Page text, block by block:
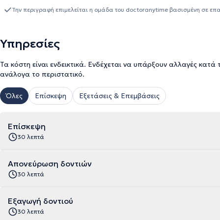
Στοματολογικής Εταιρίας. Βασικό της μέλημα είναι τα
Την περιγραφή επιμελείται η ομάδα του doctoranytime βασισμένη σε
Υπηρεσίες
Τα κόστη είναι ενδεικτικά. Ενδέχεται να υπάρξουν αλλαγές κατά
ανάλογα το περιστατικό.
Όλες Επίσκεψη Εξετάσεις & Επεμβάσεις
Επίσκεψη
30 λεπτά
Απονεύρωση δοντιών
30 λεπτά
Εξαγωγή δοντιού
30 λεπτά